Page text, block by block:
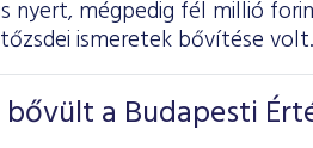
nyert, mégpedig fél millió
ismeretek bővítése volt.
a Budapesti